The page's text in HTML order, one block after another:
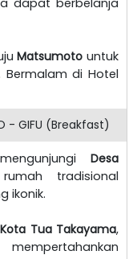
Matsumotountuk
di Hotel
- GIFU (Breakfast)
Desa
tradisional
ikonik.
Kota Tua Takayama,